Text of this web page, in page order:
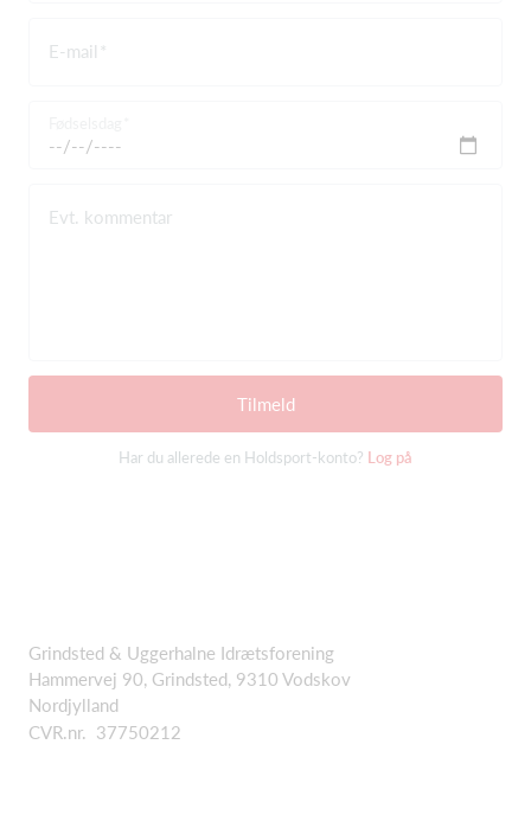
E-mail
Evt. kommentar
Tilmeld
Har du allerede en Holdsport-konto? Log på
Grindsted & Uggerhalne Idrætsforening
Hammervej 90, Grindsted, 9310 Vodskov
Nordjylland
CVR.nr. 37750212